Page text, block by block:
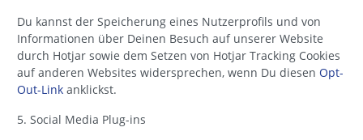
Du kannst der Speicherung eines Nutzerprofils und von
Informationen über Deinen Besuch auf unserer Website
durch Hotjar sowie dem Setzen von Hotjar Tracking Cookies
auf anderen Websites widersprechen, wenn Du diesen Opt-
Out-Link anklickst.
5. Social Media Plug-ins